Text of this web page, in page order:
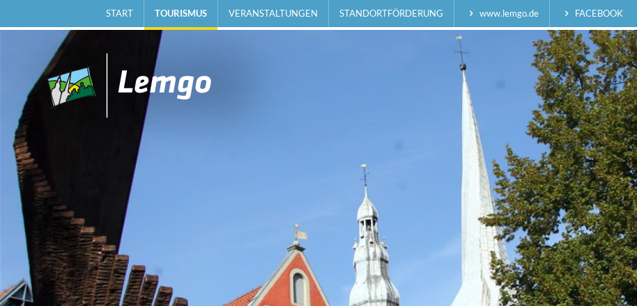
START TOURISMUS VERANSTALTUNGEN STANDORTFÖRDERUNG www.lemgo.de FACEBOOK